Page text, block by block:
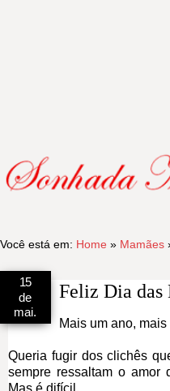
Você está em: Home » Mamães
15
de
mai.
Feliz Dia das
Mais um ano, mais
Queria fugir dos clichês
sempre ressaltam o amor
Mas é difícil.